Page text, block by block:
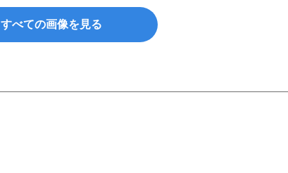
すべての画像を見る